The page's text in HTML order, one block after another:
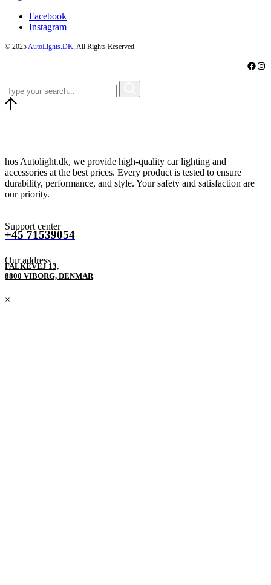
Facebook
Instagram
© 2025AutoLights.DK, All Rights Reserved
hos Autolight.dk, we provide high-quality car lighting and
accessories at the best prices. Every product is tested to ensure
durability, performance, and style. Your safety and satisfaction are
our priority.
Support center
+45 71539054
Our address
FALKEVEJ 13,
8800 VIBORG, DENMAR
×